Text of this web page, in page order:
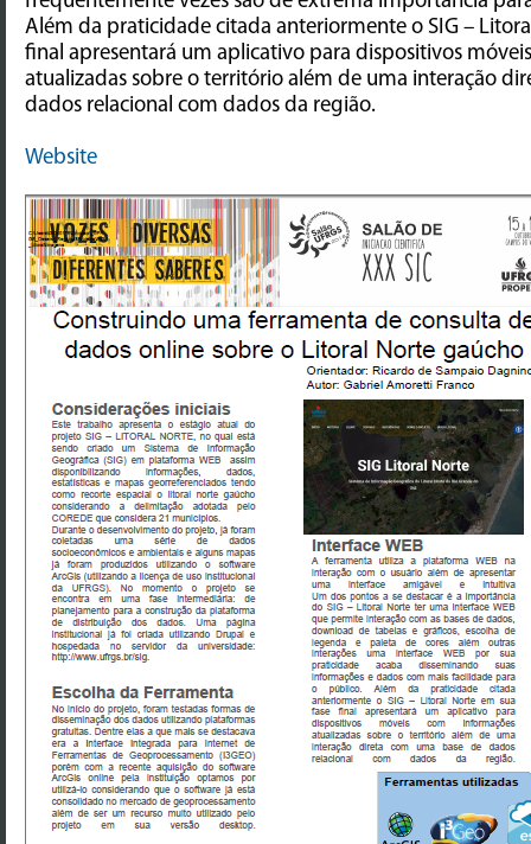
Além da praticidade citada anteriormente o SIG –
final apresentará um aplicativo para dispositivos
atualizadas sobre o território além de uma interação
dados relacional com dados da região.
Website